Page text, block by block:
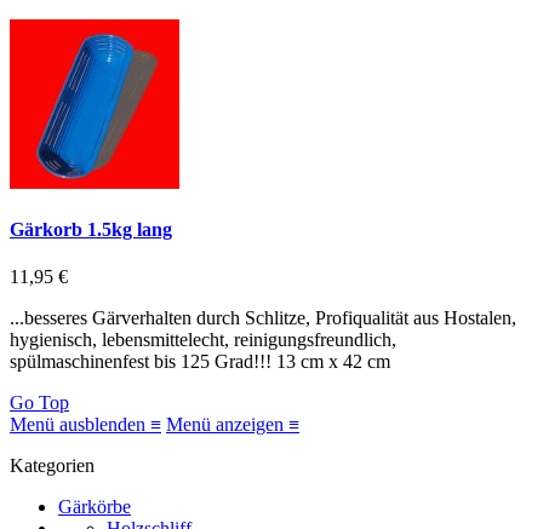
Gärkorb 1.5kg lang
11,95 €
...besseres Gärverhalten durch Schlitze, Profiqualität aus Hostalen,
hygienisch, lebensmittelecht, reinigungsfreundlich,
spülmaschinenfest bis 125 Grad!!! 13 cm x 42 cm
Go Top
Menü ausblenden ≡ Menü anzeigen ≡
Kategorien
Gärkörbe